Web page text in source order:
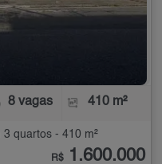
8 vagas 410 m²
3 quartos - 410 m²
R$ 1.600.000